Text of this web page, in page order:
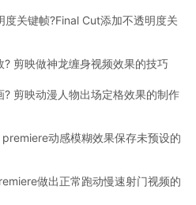
度关键帧?Final Cut添加不透明度关
剪映做神龙缠身视频效果的技巧
剪映动漫人物出场定格效果的制作
动感模糊效果保存未预设的
做出正常跑动慢速射门视频的